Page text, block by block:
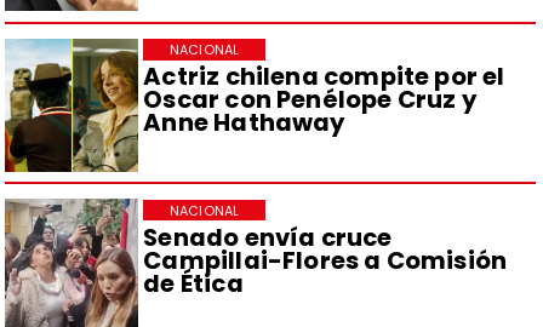
Actriz chilena compite por el
Oscar con Penélope Cruz y
Anne Hathaway
NACIONAL
Senado envía cruce
Campillai-Flores a Comisión
de Ética
NACIONAL